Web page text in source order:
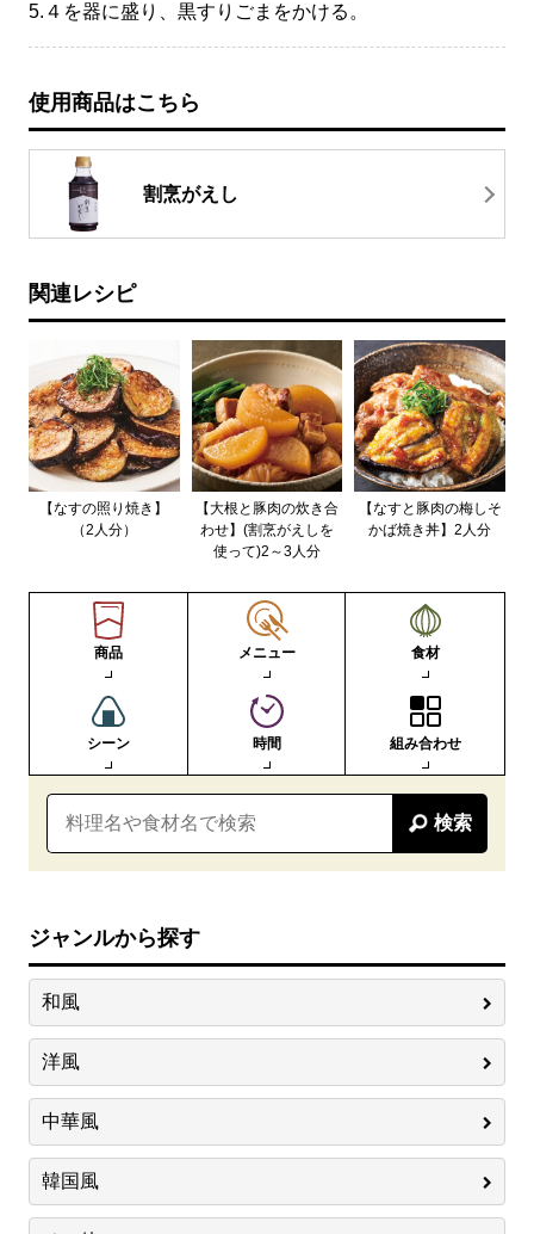
5. ４を器に盛り、黒すりごまをかける。
使用商品はこちら
割烹がえし
関連レシピ
【なすの照り焼き】
（2人分）
【大根と豚肉の炊き合
わせ】(割烹がえしを
使って)2～3人分
【なすと豚肉の梅しそ
かば焼き丼】2人分
商品 メニュー 食材
シーン 時間 組み合わせ
検索
ジャンルから探す
和風
洋風
中華風
韓国風